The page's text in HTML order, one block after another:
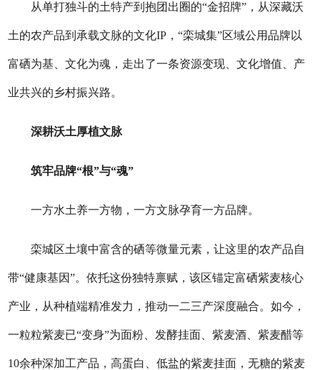
从单打独斗的土特产到抱团出圈的“金招牌”，从深藏沃
土的农产品到承载文脉的文化IP，“栾城集”区域公用品牌以
富硒为基、文化为魂，走出了一条资源变现、文化增值、产
业共兴的乡村振兴路。
深耕沃土厚植文脉
筑牢品牌“根”与“魂”
一方水土养一方物，一方文脉孕育一方品牌。
栾城区土壤中富含的硒等微量元素，让这里的农产品自
带“健康基因”。依托这份独特禀赋，该区锚定富硒紫麦核心
产业，从种植端精准发力，推动一二三产深度融合。如今，
一粒粒紫麦已“变身”为面粉、发酵挂面、紫麦酒、紫麦醋等
10余种深加工产品，高蛋白、低盐的紫麦挂面，无糖的紫麦